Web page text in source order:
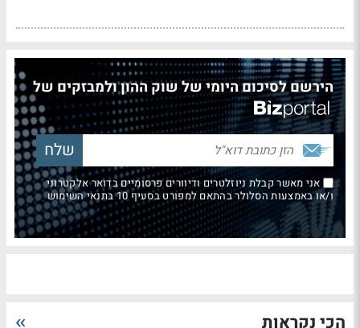
הירשם לסיכום היומי של שוק ההון ולמבזקים של
אני מאשר קבלת ניוזלטרים ודיוורים פרסומיים בדואר אלקטרוני
ו/או באמצעות הסלולר בהתאם למפורט בסעיף 10 בתנאי השימוש
הכי נקראות